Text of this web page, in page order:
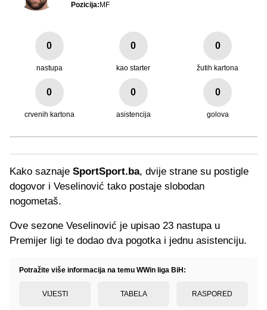
Pozicija: MF
0
nastupa
0
kao starter
0
žutih kartona
0
crvenih kartona
0
asistencija
0
golova
Kako saznaje SportSport.ba, dvije strane su postigle
dogovor i Veselinović tako postaje slobodan
nogometaš.
Ove sezone Veselinović je upisao 23 nastupa u
Premijer ligi te dodao dva pogotka i jednu asistenciju.
Potražite više informacija na temu WWin liga BiH:
VIJESTI TABELA RASPORED